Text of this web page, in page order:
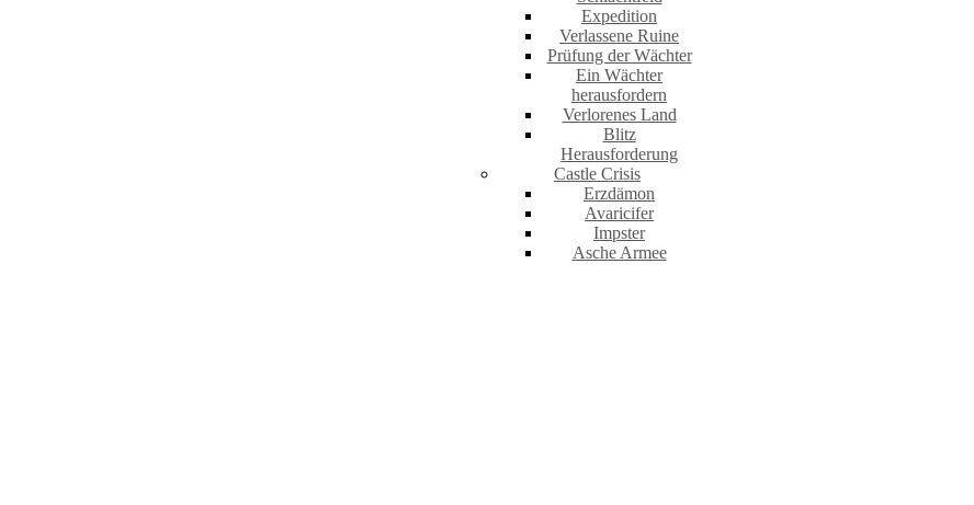
Expedition
Verlassene Ruine
Prüfung der Wächter
Ein Wächter
herausfordern
Verlorenes Land
Blitz
Herausforderung
Castle Crisis
Erzdämon
Avaricifer
Impster
Asche Armee